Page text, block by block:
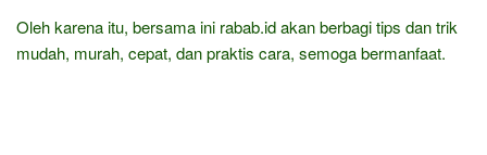
Oleh karena itu, bersama ini rabab.id akan berbagi tips dan trik
mudah, murah, cepat, dan praktis cara, semoga bermanfaat.